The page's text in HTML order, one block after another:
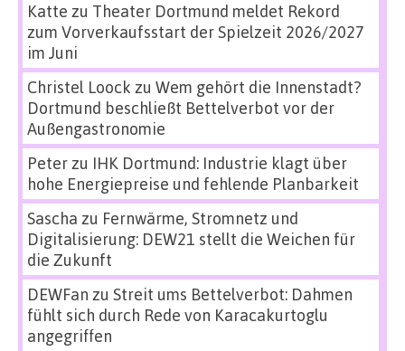
Katte zu Theater Dortmund meldet Rekord
zum Vorverkaufsstart der Spielzeit 2026/2027
im Juni
Christel Loock zu Wem gehört die Innenstadt?
Dortmund beschließt Bettelverbot vor der
Außengastronomie
Peterzu IHK Dortmund: Industrie klagt über
hohe Energiepreise und fehlende Planbarkeit
Sascha zu Fernwärme, Stromnetz und
Digitalisierung: DEW21 stellt die Weichen für
die Zukunft
DEWFan zu Streit ums Bettelverbot: Dahmen
fühlt sich durch Rede von Karacakurtoglu
angegriffen